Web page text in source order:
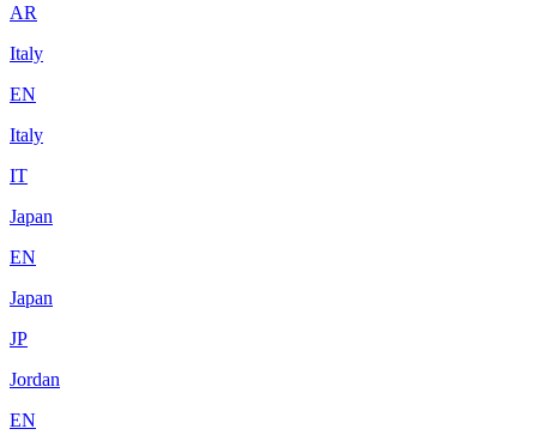
AR
Italy
EN
Italy
IT
Japan
EN
Japan
JP
Jordan
EN